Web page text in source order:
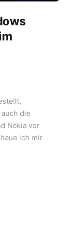
die
Nokia vor
ich mir